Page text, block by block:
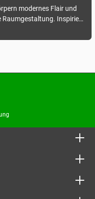
modernes Flair und
Raumgestaltung. Inspirie…